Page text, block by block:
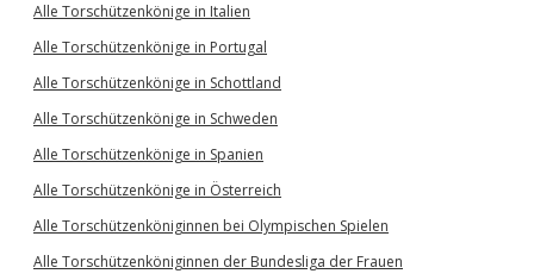
Alle Torschützenkönige in Italien
Alle Torschützenkönige in Portugal
Alle Torschützenkönige in Schottland
Alle Torschützenkönige in Schweden
Alle Torschützenkönige in Spanien
Alle Torschützenkönige in Österreich
Alle Torschützenköniginnen bei Olympischen Spielen
Alle Torschützenköniginnen der Bundesliga der Frauen